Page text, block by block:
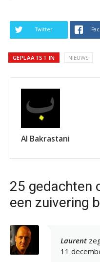
Twitter
GEPLAATST IN NIEUWS
Al Bakrastani
25 gedachten
een zuivering
Laurent
11